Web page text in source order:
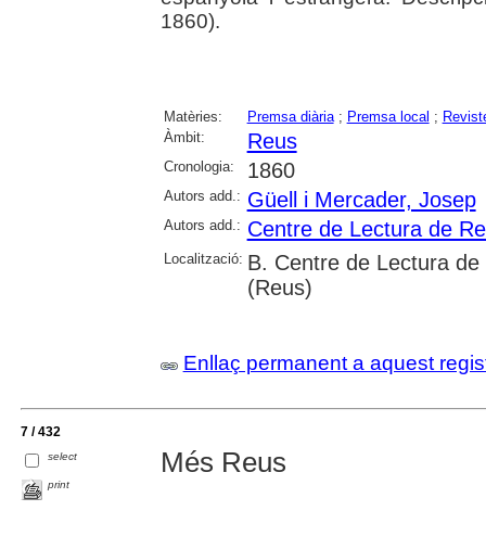
1860).
Matèries: Premsa diària; Premsa local ;
Àmbit:
Reus
Cronologia: 1860
Autors add.: Güell i Mercader, Josep
Autors add.: Centre de Lectura de
Localització: B. Centre de Lectura
(Reus)
Enllaç permanent a aquest
7 / 432
select
print
Més Reus